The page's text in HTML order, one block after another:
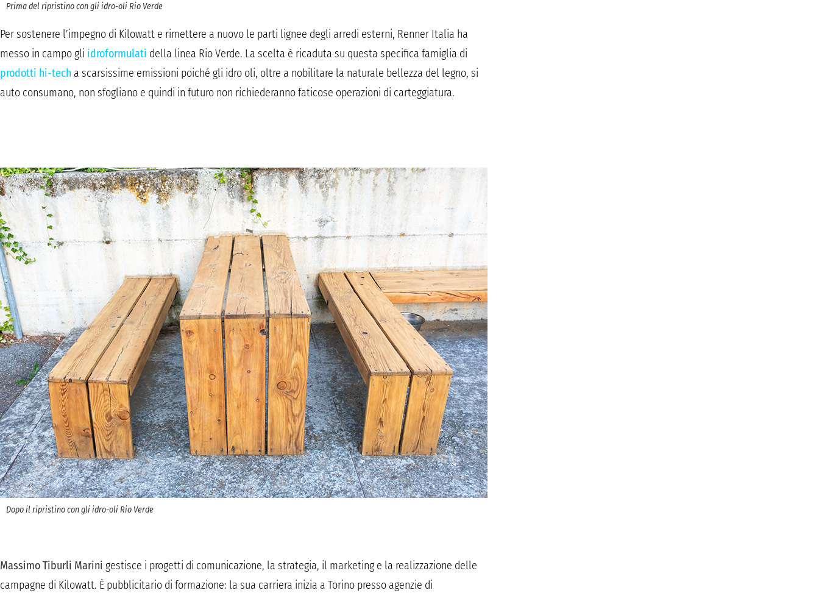
Prima del ripristino con gli idro-oli Rio Verde
Per sostenere l’impegno di Kilowatt e rimettere a nuovo le parti lignee degli arredi esterni, Renner Italia ha
messo in campo gli idroformulati della linea Rio Verde. La scelta è ricaduta su questa specifica famiglia di
prodotti hi-tech a scarsissime emissioni poiché gli idro oli, oltre a nobilitare la naturale bellezza del legno, si
auto consumano, non sfogliano e quindi in futuro non richiederanno faticose operazioni di carteggiatura.
Dopo il ripristino con gli idro-oli Rio Verde
Massimo Tiburli Marini gestisce i progetti di comunicazione, la strategia, il marketing e la realizzazione delle
campagne di Kilowatt. È pubblicitario di formazione: la sua carriera inizia a Torino presso agenzie di